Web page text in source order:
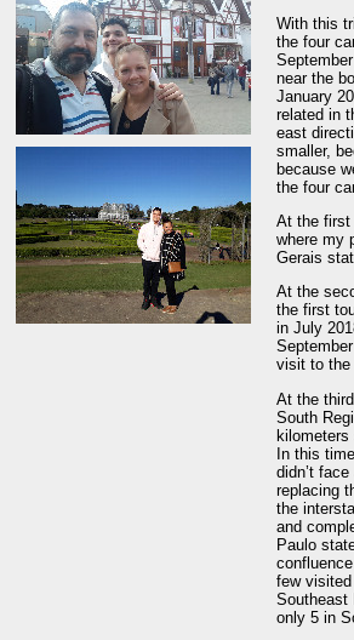
With this
the four
near the
January
related in
east
smaller,
because
the four
At the first
where my
Gerais
At the
the first
in July
visit to the
At the
South
kilometers
In this
didn’t
replacing
the
and
Paulo
few
Southeast
only 5 in